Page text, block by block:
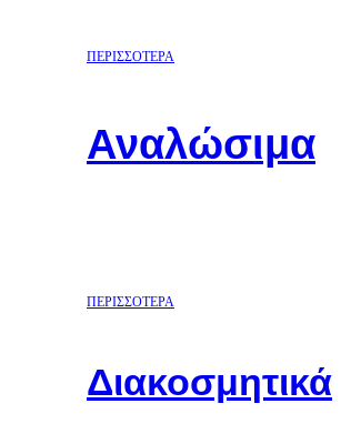
ΠΕΡΙΣΣΟΤΕΡΑ
Αναλώσιμα
ΠΕΡΙΣΣΟΤΕΡΑ
Διακοσμητικά